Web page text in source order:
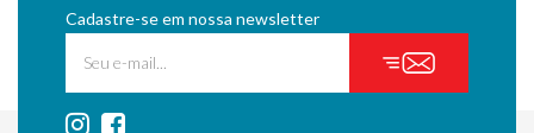
Cadastre-se em nossa newsletter